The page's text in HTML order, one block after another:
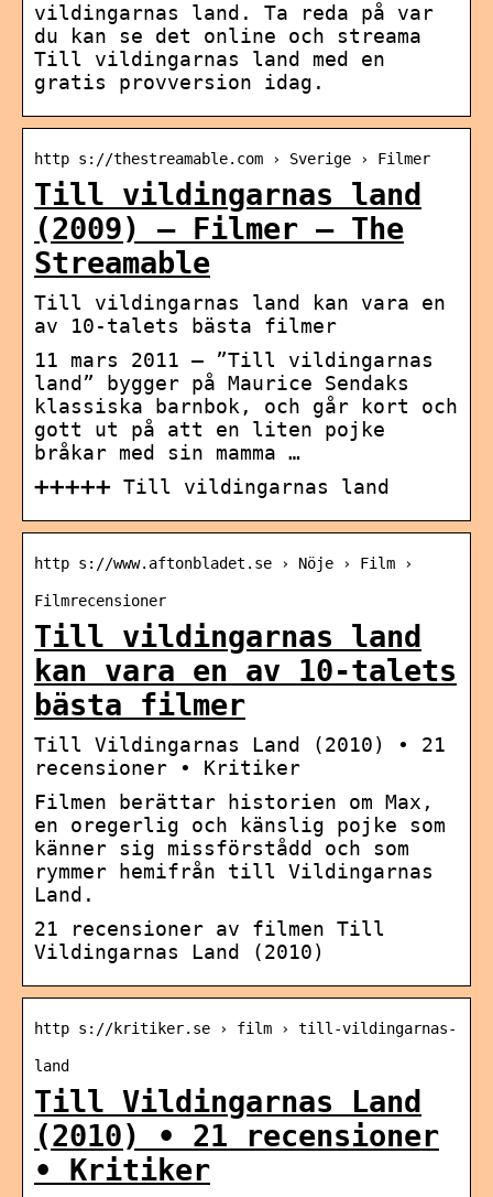
vildingarnas land. Ta reda på var
du kan se det online och streama
Till vildingarnas land med en
gratis provversion idag.
http s://thestreamable.com › Sverige › Filmer
Till vildingarnas land
(2009) – Filmer – The
Streamable
Till vildingarnas land kan vara en
av 10-talets bästa filmer
11 mars 2011 — ”Till vildingarnas
land” bygger på Maurice Sendaks
klassiska barnbok, och går kort och
gott ut på att en liten pojke
bråkar med sin mamma …
➕➕➕➕➕ Till vildingarnas land
http s://www.aftonbladet.se › Nöje › Film ›
Filmrecensioner
Till vildingarnas land
kan vara en av 10-talets
bästa filmer
Till Vildingarnas Land (2010) • 21
recensioner • Kritiker
Filmen berättar historien om Max,
en oregerlig och känslig pojke som
känner sig missförstådd och som
rymmer hemifrån till Vildingarnas
Land.
21 recensioner av filmen Till
Vildingarnas Land (2010)
http s://kritiker.se › film › till-vildingarnas-
land
Till Vildingarnas Land
(2010) • 21 recensioner
• Kritiker